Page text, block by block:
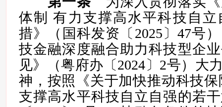
体制 有力支撑高水平科技自
措》（国科发资〔2025〕47号
技金融深度融合助力科技型企
见》（粤府办〔2024〕2号）大
神，按照《关于加快推动科技
支撑高水平科技自立自强的若